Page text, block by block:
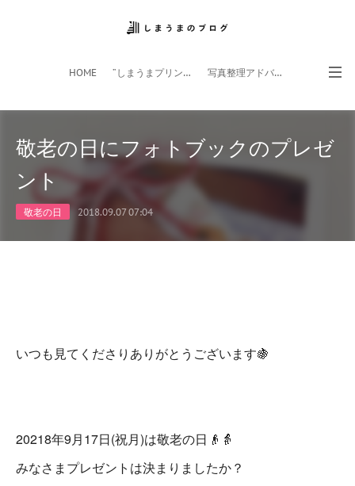
HOME ”しまうまプリント”サイト 写真整理アドバイザー
敬老の日にフォトブックのプレゼ
ント
敬老の日 2018.09.07 07:04
いつも見てくださりありがとうございます🍇
20218年9月17日(祝月)は敬老の日👴👵
みなさまプレゼントは決まりましたか？